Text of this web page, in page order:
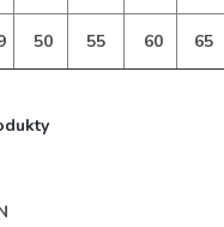
50 55 60 65